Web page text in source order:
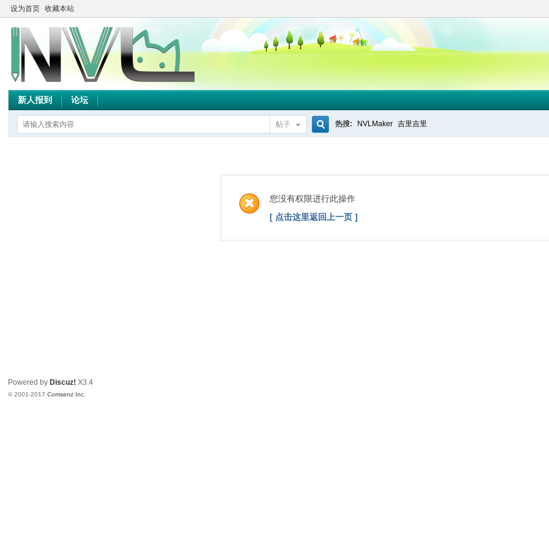
设为首页 收藏本站
新人报到 论坛
帖子
索
热搜: NVLMaker 吉里吉里
您没有权限进行此操作
[ 点击这里返回上一页 ]
Powered by Discuz! X3.4
© 2001-2017Comsenz Inc.